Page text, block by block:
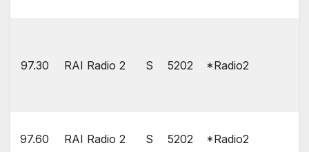
97.30 RAI Radio 2 S 5202 *Radio2
97.60 RAI Radio 2 S 5202 *Radio2